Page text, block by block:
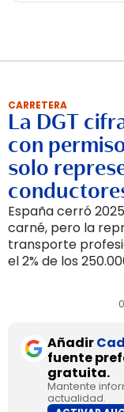
CARRETERA
La DGT
con
solo
España cerró
carné, pero la
transporte
el 2% de los
Añadir
fuente
gratuita.
Mantente
actualidad.